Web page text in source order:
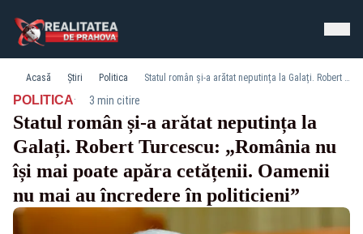
Acasă Știri Politica Statul român și-a arătat neputința la Galați. Robert Turcescu: „România nu își mai poate apăra cetățenii. Oamenii nu mai au încredere în politicieni”
POLITICA· 3 min citire
Statul român și-a arătat neputința la
Galați. Robert Turcescu: „România nu
își mai poate apăra cetățenii. Oamenii
nu mai au încredere în politicieni”